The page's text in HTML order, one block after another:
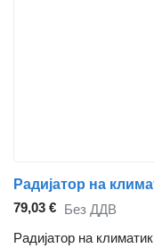
79,03 € Без ДДВ
Радијатор на климатик